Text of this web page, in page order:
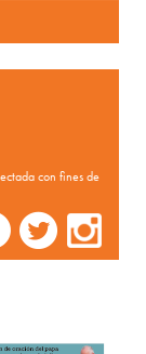
con fines de